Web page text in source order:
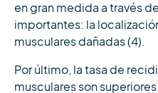
en gran medida a través
importantes: la
musculares dañadas (4).
Por último, la tasa de
musculares son